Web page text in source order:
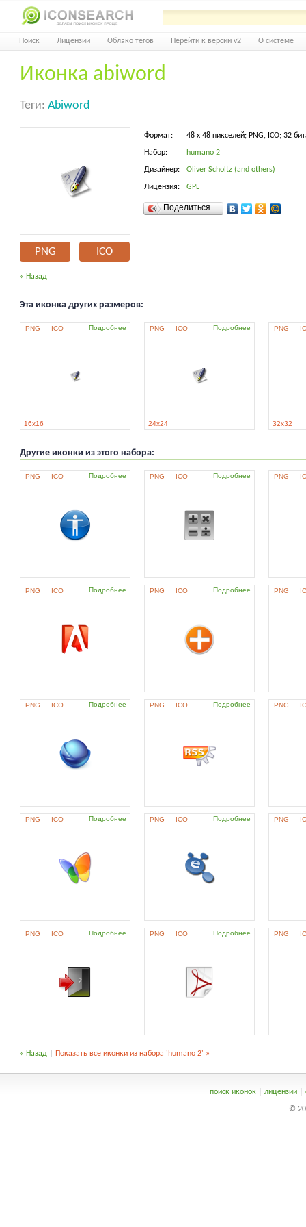
Поиск Лицензии Облако тегов Перейти к версии v2 О системе
Иконка abiword
Теги: Abiword
PNG ICO
Формат: 48 x 48 пикселей; PNG, ICO; 32
Набор: humano 2
Дизайнер: Oliver Scholtz (and others)
Лицензия: GPL
Поделиться…
« Назад
Эта иконка других размеров:
PNG ICO Подробнее
16x16
PNG ICO Подробнее
24x24
PNG
32x32
Другие иконки из этого набора:
PNG ICO Подробнее PNG ICO Подробнее PNG
PNG ICO Подробнее PNG ICO Подробнее PNG
PNG ICO Подробнее PNG ICO Подробнее PNG
PNG ICO Подробнее PNG ICO Подробнее PNG
PNG ICO Подробнее PNG ICO Подробнее PNG
« Назад Показать все иконки из набора 'humano 2' »
поиск иконок| лицензии|
©